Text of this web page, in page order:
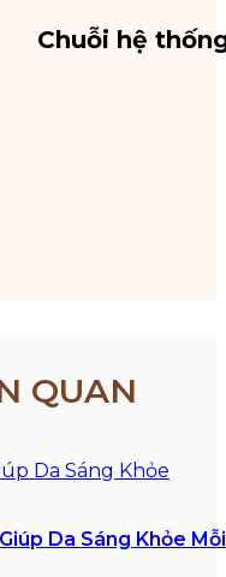
Chuỗi hệ
QUAN
Da Sáng Khỏe